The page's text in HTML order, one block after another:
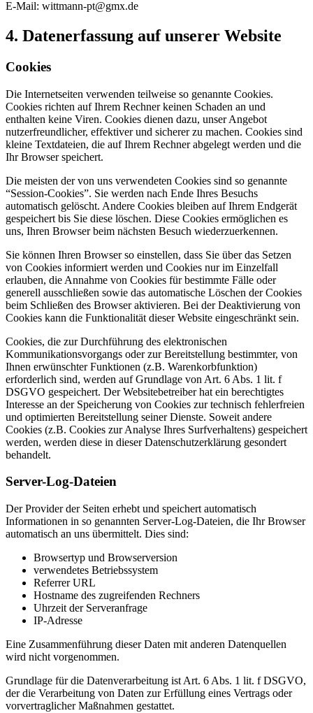
E-Mail: wittmann-pt@gmx.de
4. Datenerfassung auf unserer Website
Cookies
Die Internetseiten verwenden teilweise so genannte Cookies.
Cookies richten auf Ihrem Rechner keinen Schaden an und
enthalten keine Viren. Cookies dienen dazu, unser Angebot
nutzerfreundlicher, effektiver und sicherer zu machen. Cookies sind
kleine Textdateien, die auf Ihrem Rechner abgelegt werden und die
Ihr Browser speichert.
Die meisten der von uns verwendeten Cookies sind so genannte
“Session-Cookies”. Sie werden nach Ende Ihres Besuchs
automatisch gelöscht. Andere Cookies bleiben auf Ihrem Endgerät
gespeichert bis Sie diese löschen. Diese Cookies ermöglichen es
uns, Ihren Browser beim nächsten Besuch wiederzuerkennen.
Sie können Ihren Browser so einstellen, dass Sie über das Setzen
von Cookies informiert werden und Cookies nur im Einzelfall
erlauben, die Annahme von Cookies für bestimmte Fälle oder
generell ausschließen sowie das automatische Löschen der Cookies
beim Schließen des Browser aktivieren. Bei der Deaktivierung von
Cookies kann die Funktionalität dieser Website eingeschränkt sein.
Cookies, die zur Durchführung des elektronischen
Kommunikationsvorgangs oder zur Bereitstellung bestimmter, von
Ihnen erwünschter Funktionen (z.B. Warenkorbfunktion)
erforderlich sind, werden auf Grundlage von Art. 6 Abs. 1 lit. f
DSGVO gespeichert. Der Websitebetreiber hat ein berechtigtes
Interesse an der Speicherung von Cookies zur technisch fehlerfreien
und optimierten Bereitstellung seiner Dienste. Soweit andere
Cookies (z.B. Cookies zur Analyse Ihres Surfverhaltens) gespeichert
werden, werden diese in dieser Datenschutzerklärung gesondert
behandelt.
Server-Log-Dateien
Der Provider der Seiten erhebt und speichert automatisch
Informationen in so genannten Server-Log-Dateien, die Ihr Browser
automatisch an uns übermittelt. Dies sind:
Browsertyp und Browserversion
verwendetes Betriebssystem
Referrer URL
Hostname des zugreifenden Rechners
Uhrzeit der Serveranfrage
IP-Adresse
Eine Zusammenführung dieser Daten mit anderen Datenquellen
wird nicht vorgenommen.
Grundlage für die Datenverarbeitung ist Art. 6 Abs. 1 lit. f DSGVO,
der die Verarbeitung von Daten zur Erfüllung eines Vertrags oder
vorvertraglicher Maßnahmen gestattet.